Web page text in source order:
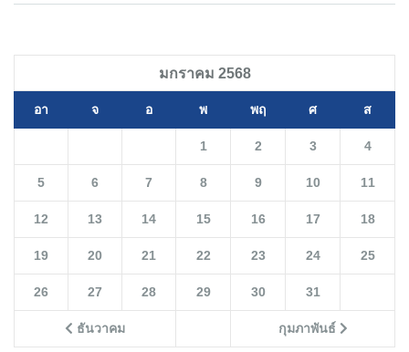
มกราคม 2568
อา จ อ พ พฤ ศ ส
ธันวาคม กุมภาพันธ์
1 2 3 4
5 6 7 8 9 10 11
12 13 14 15 16 17 18
19 20 21 22 23 24 25
26 27 28 29 30 31